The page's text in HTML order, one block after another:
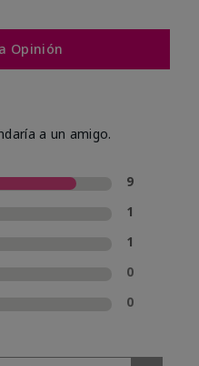
Opinión
a un amigo.
9
1
1
0
0